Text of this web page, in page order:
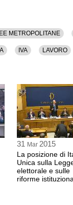
audio.
METROPOLITANE
IVA LAVORO
31 Mar 2015
La posizione di
Unica sulla
elettorale e sulle
riforme